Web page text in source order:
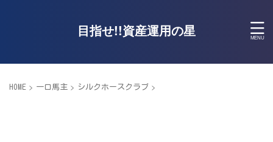
目指せ!!資産運用の星
HOME > 一口馬主 > シルクホースクラブ >